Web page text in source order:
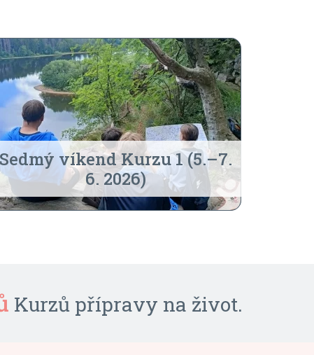
Sedmý víkend Kurzu 1 (5.–7.
6. 2026)
Kurzů přípravy na život.
80 klientů
14 zaměstnanců
157 mladými lidmi
Univerzitě Pardubice
Nevládek
40 dobrovolníků
Burzy filantropie
školení pro pěstouny
do roku 1995